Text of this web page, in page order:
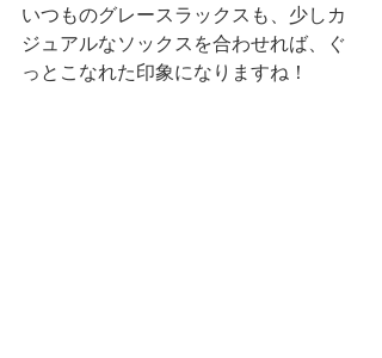
いつものグレースラックスも、少しカ
ジュアルなソックスを合わせれば、ぐ
っとこなれた印象になりますね！